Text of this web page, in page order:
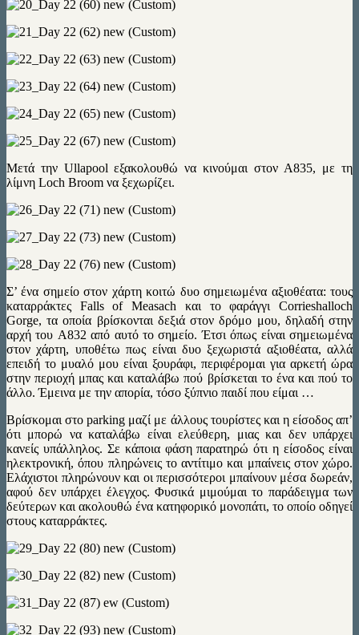
Μετά την Ullapool εξακολουθώ να κινούμαι στον A835, με τη
λίμνη Loch Broom να ξεχωρίζει.
Σ’ ένα σημείο στον χάρτη κοιτώ δυο σημειωμένα αξιοθέατα: τους
καταρράκτες Falls of Measach και το φαράγγι Corrieshalloch
Gorge, τα οποία βρίσκονται δεξιά στον δρόμο μου, δηλαδή στην
αρχή του A832 από αυτό το σημείο. Έτσι όπως είναι σημειωμένα
στον χάρτη, υποθέτω πως είναι δυο ξεχωριστά αξιοθέατα, αλλά
επειδή το μυαλό μου είναι ξουράφι, περιφέρομαι για αρκετή ώρα
στην περιοχή μπας και καταλάβω πού βρίσκεται το ένα και πού το
άλλο. Έμεινα με την απορία, τόσο ξύπνιο παιδί που είμαι …
Bρίσκομαι στο parking μαζί με άλλους τουρίστες και η είσοδος απ’
ότι μπορώ να καταλάβω είναι ελεύθερη, μιας και δεν υπάρχει
κανείς υπάλληλος. Σε κάποια φάση παρατηρώ ότι η είσοδος είναι
ηλεκτρονική, όπου πληρώνεις το αντίτιμο και μπαίνεις στον χώρο.
Ελάχιστοι πληρώνουν και οι περισσότεροι μπαίνουν μέσα δωρεάν,
αφού δεν υπάρχει έλεγχος. Φυσικά μιμούμαι το παράδειγμα των
δεύτερων και ακολουθώ ένα κατηφορικό μονοπάτι, το οποίο οδηγεί
στους καταρράκτες.